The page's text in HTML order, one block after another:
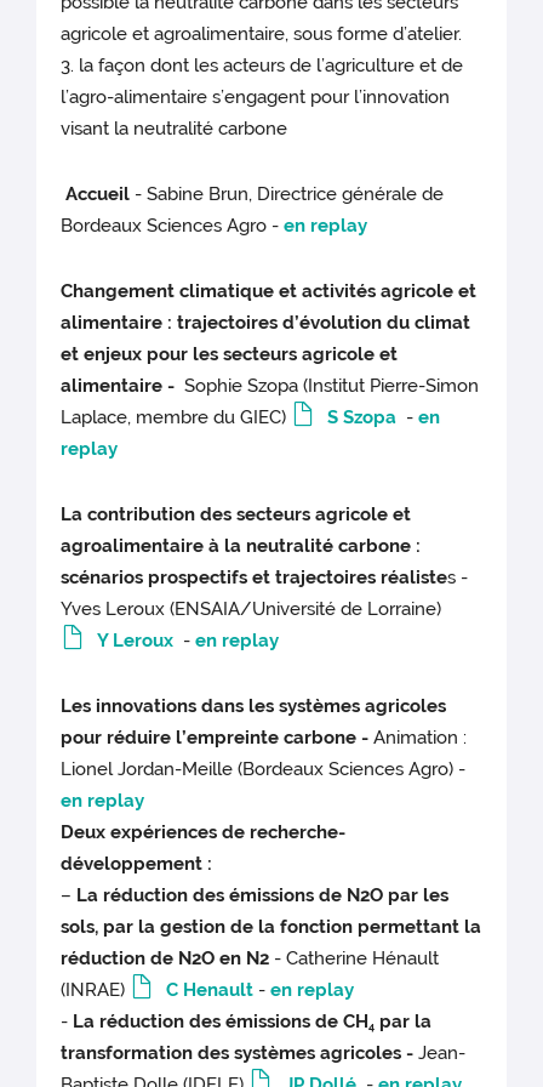
agricole et agroalimentaire, sous forme d’atelier.
3. la façon dont les acteurs de l’agriculture et de
l’agro-alimentaire s’engagent pour l’innovation
visant la neutralité carbone
Accueil - Sabine Brun, Directrice générale de
Bordeaux Sciences Agro -en replay
Changement climatique et activités agricole et
alimentaire : trajectoires d’évolution du climat
et enjeux pour les secteurs agricole et
alimentaire - Sophie Szopa (Institut Pierre-Simon
Laplace, membre du GIEC)
S Szopa -en
replay
La contribution des secteurs agricole et
agroalimentaire à la neutralité carbone :
scénarios prospectifs et trajectoires réalistes -
Yves Leroux (ENSAIA/Université de Lorraine)
Y Leroux -en replay
Les innovations dans les systèmes agricoles
pour réduire l’empreinte carbone -Animation :
Lionel Jordan-Meille (Bordeaux Sciences Agro) -
en replay
Deux expériences de recherche-
développement :
– La réduction des émissions de N2O par les
sols, par la gestion de la fonction permettant la
réduction de N2O en N2 - Catherine Hénault
(INRAE)
C Henault -en replay
- La réduction des émissions de CH4 par la
transformation des systèmes agricoles - Jean-